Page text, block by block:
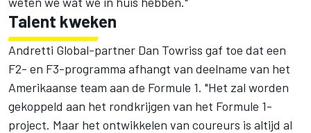
Talent kweken
Andretti Global-partner Dan Towriss gaf toe dat een
F2- en F3-programma afhangt van deelname van het
Amerikaanse team aan de Formule 1. "Het zal worden
gekoppeld aan het rondkrijgen van het Formule 1-
project. Maar het ontwikkelen van coureurs is altijd al